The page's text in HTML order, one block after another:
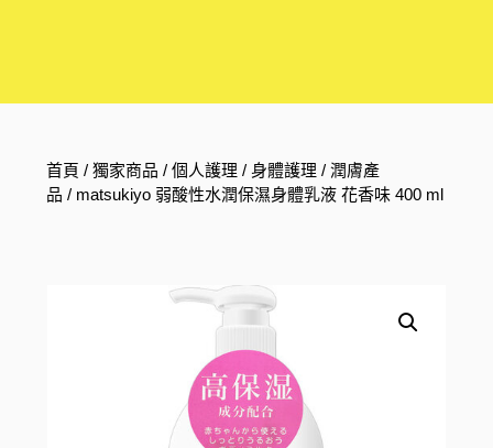
首頁 /獨家商品 /個人護理 /身體護理 /潤膚產
品 / matsukiyo 弱酸性水潤保濕身體乳液 花香味 400 ml